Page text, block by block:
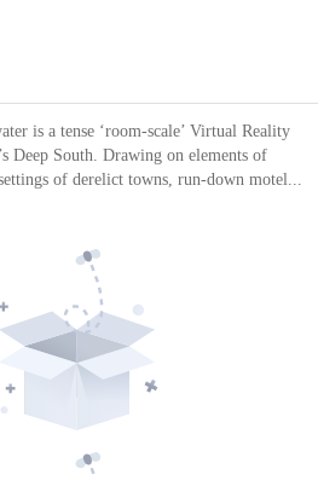
is a tense ‘room-scale’ Virtual Reality
Deep South. Drawing on elements of
of derelict towns, run-down motel...